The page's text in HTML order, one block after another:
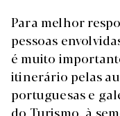
Para melhor
pessoas
é muito
itinerário pelas
portuguesas e
do Turismo, à